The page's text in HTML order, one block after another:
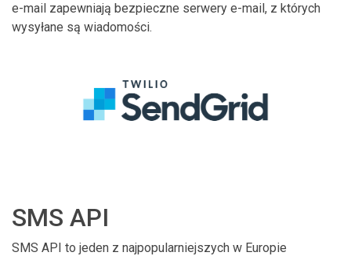
e-mail zapewniają bezpieczne serwery e-mail, z których
wysyłane są wiadomości.
SMS API
SMS API to jeden z najpopularniejszych w Europie